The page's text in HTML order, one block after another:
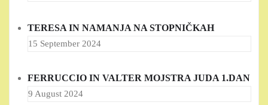
TERESA IN NAMANJA NA STOPNIČKAH
15 September 2024
FERRUCCIO IN VALTER MOJSTRA JUDA 1.DAN
9 August 2024